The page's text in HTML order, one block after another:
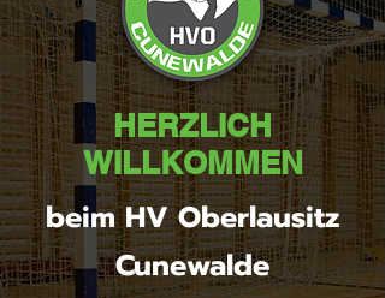
HERZLICH
WILLKOMMEN
beim HV Oberlausitz
Cunewalde